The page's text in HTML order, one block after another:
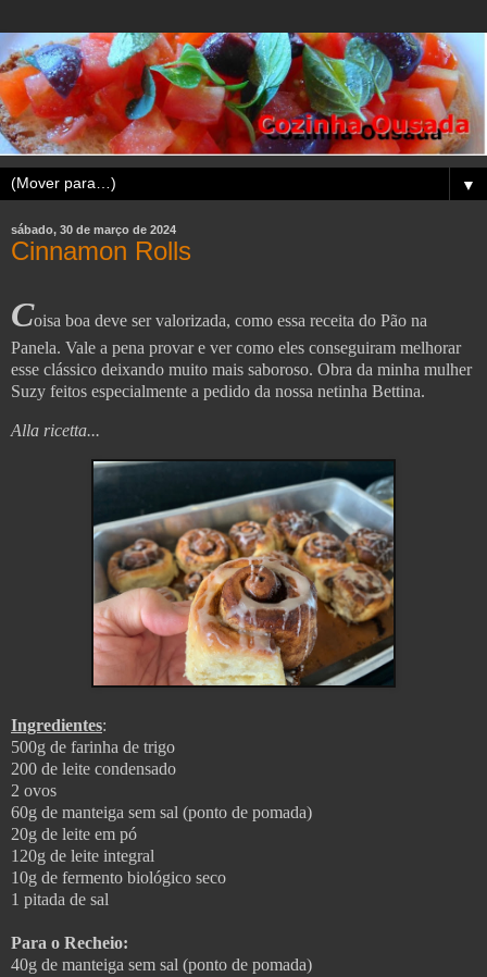
▼
sábado, 30 de março de 2024
Cinnamon Rolls
Coisa boa deve ser valorizada, como essa receita do Pão na
Panela. Vale a pena provar e ver como eles conseguiram melhorar
esse clássico deixando muito mais saboroso. Obra da minha mulher
Suzy feitos especialmente a pedido da nossa netinha Bettina.
Alla ricetta...
Ingredientes:
500g de farinha de trigo
200 de leite condensado
2 ovos
60g de manteiga sem sal (ponto de pomada)
20g de leite em pó
120g de leite integral
10g de fermento biológico seco
1 pitada de sal
Para o Recheio:
40g de manteiga sem sal (ponto de pomada)